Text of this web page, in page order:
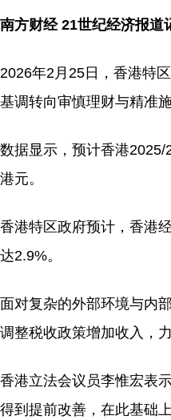
南方财经 21世纪经济报道
2026年2月25日，香港特
基调转向审慎理财与精准施
数据显示，预计香港
港元。
香港特区政府预计，香港
达2.9%。
面对复杂的外部环境与内
调整税收政策增加收入，
香港立法会议员李惟宏表
得到提前改善，在此基础